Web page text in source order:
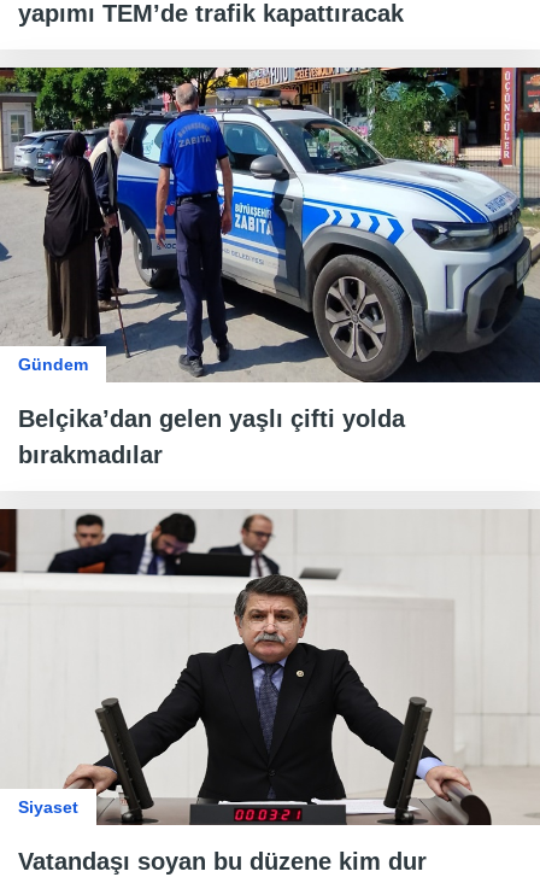
yapımı TEM’de trafik kapattıracak
Gündem
Belçika’dan gelen yaşlı çifti yolda
bırakmadılar
Siyaset
Vatandaşı soyan bu düzene kim dur